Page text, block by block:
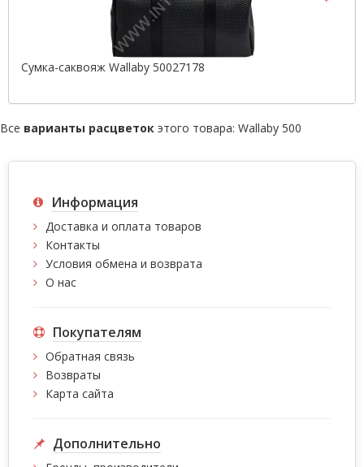
Сумка-саквояж Wallaby 50027178
Все варианты расцветок этого товара: Wallaby 500
Информация
Доставка и оплата товаров
Контакты
Условия обмена и возврата
О нас
Покупателям
Обратная связь
Возвраты
Карта сайта
Дополнительно